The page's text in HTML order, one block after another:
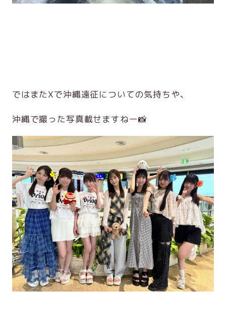
ではまたXで沖縄遠征についての気持ちや、
沖縄で撮った写真載せますねー📸